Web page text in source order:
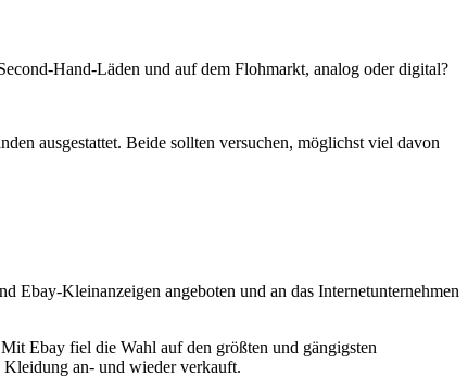
Hand-Läden und auf dem Flohmarkt, analog oder digital?
ausgestattet. Beide sollten versuchen, möglichst viel davon
Ebay-Kleinanzeigen angeboten und an das Internetunternehmen
Ebay fiel die Wahl auf den größten und gängigsten
an- und wieder verkauft.